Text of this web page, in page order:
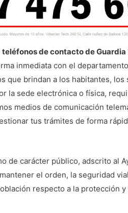
teléfonos de contacto de Guardia
inmediata con el
que brindan a los habitantes, los
la sede electrónica o física,
medios de comunicación
tus trámites de forma
de carácter público, adscrito al
el orden, la seguridad
respecto a la protección